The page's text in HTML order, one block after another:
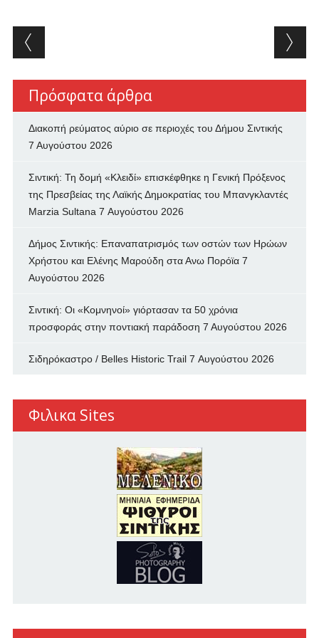
Post navigation
Πρόσφατα άρθρα
Διακοπή ρεύματος αύριο σε περιοχές του Δήμου Σιντικής
7 Αυγούστου 2026
Σιντική: Τη δομή «Κλειδί» επισκέφθηκε η Γενική Πρόξενος
της Πρεσβείας της Λαϊκής Δημοκρατίας του Μπανγκλαντές
Marzia Sultana 7 Αυγούστου 2026
Δήμος Σιντικής: Επαναπατρισμός των oστών των Ηρώων
Χρήστου και Ελένης Μαρούδη στα Ανω Πορόϊα 7
Αυγούστου 2026
Σιντική: Οι «Κομνηνοί» γιόρτασαν τα 50 χρόνια
προσφοράς στην ποντιακή παράδοση 7 Αυγούστου 2026
Σιδηρόκαστρο / Belles Historic Trail 7 Αυγούστου 2026
Φιλικα Sites